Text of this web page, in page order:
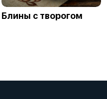
Блины с творогом